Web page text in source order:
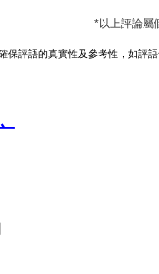
*以上評論屬
保評語的真實性及參考性，如評